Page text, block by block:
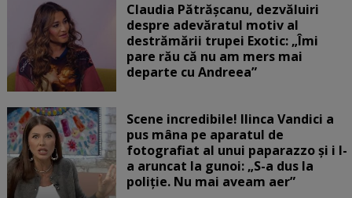
Claudia Pătrășcanu, dezvăluiri
despre adevăratul motiv al
destrămării trupei Exotic: „Îmi
pare rău că nu am mers mai
departe cu Andreea”
Scene incredibile! Ilinca Vandici a
pus mâna pe aparatul de
fotografiat al unui paparazzo și i l-
a aruncat la gunoi: „S-a dus la
poliție. Nu mai aveam aer”